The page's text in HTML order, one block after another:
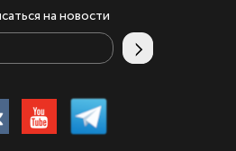
на новости